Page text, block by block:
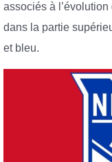
associés à
dans la partie
et bleu.